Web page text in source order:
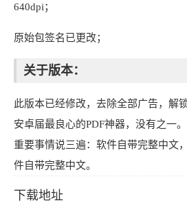
640dpi；
原始包签名已更改；
关于版本：
此版本已经修改，去除全部广告，解
安卓届最良心的PDF神器，没有之一。
重要事情说三遍：软件自带完整中文
件自带完整中文。
下载地址